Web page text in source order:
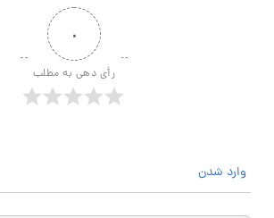
۰
رأی دهی به مطلب
وارد شدن